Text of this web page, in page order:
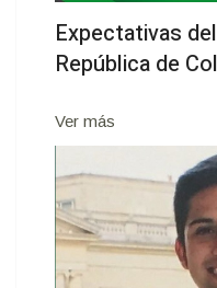
Expectativas
República de
Ver más